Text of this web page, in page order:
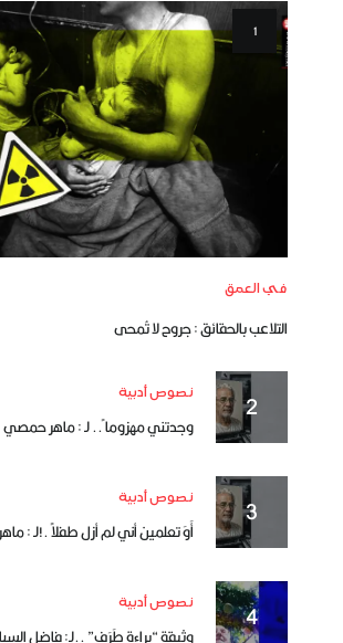
في العمق
التلاعب بالحقائق : جروح لا تُمحى
نصوص أدبية
وجدتني مهزوما ً.. لـ : ماهر حمصي
نصوص أدبية
أَوَ تعلمين أني لم أزل طفلاً .!لـ :
نصوص أدبية
وثيقة “براءة طَرَف” ..لـ: فاضل